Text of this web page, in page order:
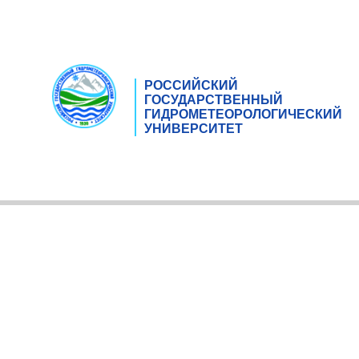
РОССИЙСКИЙ
ГОСУДАРСТВЕННЫЙ
ГИДРОМЕТЕОРОЛОГИЧЕСКИЙ
УНИВЕРСИТЕТ